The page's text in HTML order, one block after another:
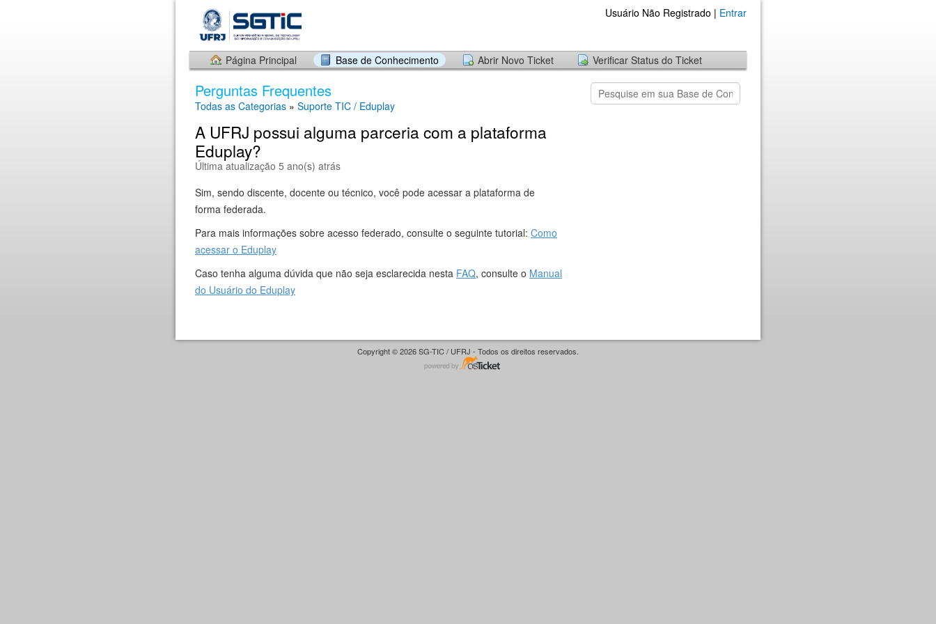
Usuário Não Registrado | Entrar
Página Principal Base de Conhecimento Abrir Novo Ticket Verificar Status do Ticket
Perguntas Frequentes
Todas as Categorias » Suporte TIC / Eduplay
A UFRJ possui alguma parceria com a plataforma
Eduplay?
Última atualização 5 ano(s) atrás
Sim, sendo discente, docente ou técnico, você pode acessar a plataforma de
forma federada.
Para mais informações sobre acesso federado, consulte o seguinte tutorial: Como
acessar o Eduplay
Caso tenha alguma dúvida que não seja esclarecida nesta FAQ, consulte o Manual
do Usuário do Eduplay
Copyright © 2026 SG-TIC / UFRJ - Todos os direitos reservados.